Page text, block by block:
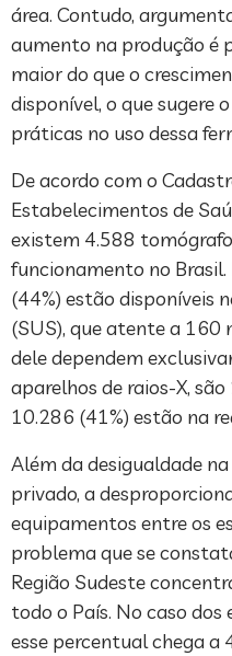
área. Contudo,
aumento na produção é
maior do que o
disponível, o que sugere
práticas no uso dessa
De acordo com o
Estabelecimentos de
existem 4.588
funcionamento no
(44%) estão disponíveis
(SUS), que atente a 160
dele dependem
aparelhos de raios-X,
10.286 (41%) estão na
Além da desigualdade
privado, a
equipamentos entre os
problema que se
Região Sudeste
todo o País. No caso
esse percentual chega a